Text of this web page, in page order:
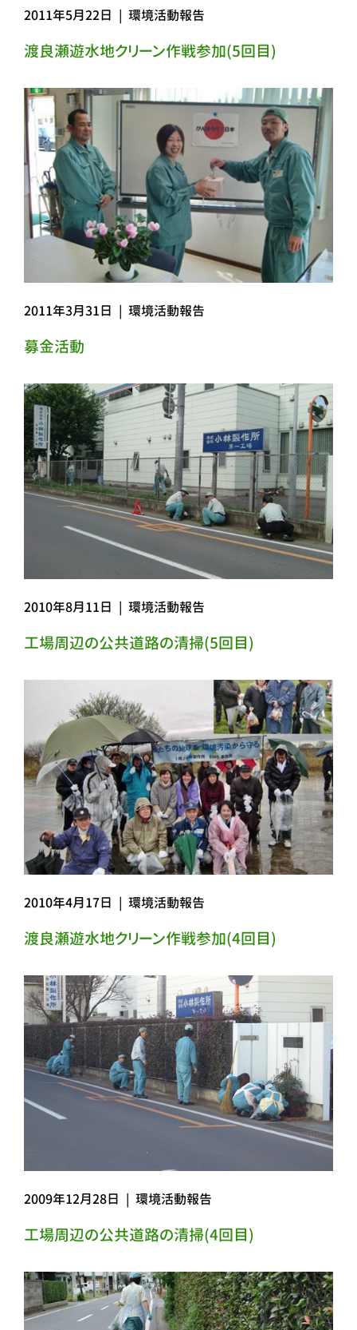
2011年5月22日 | 環境活動報告
渡良瀬遊水地クリーン作戦参加(5回目)
2011年3月31日 | 環境活動報告
募金活動
2010年8月11日 | 環境活動報告
工場周辺の公共道路の清掃(5回目)
2010年4月17日 | 環境活動報告
渡良瀬遊水地クリーン作戦参加(4回目)
2009年12月28日 | 環境活動報告
工場周辺の公共道路の清掃(4回目)